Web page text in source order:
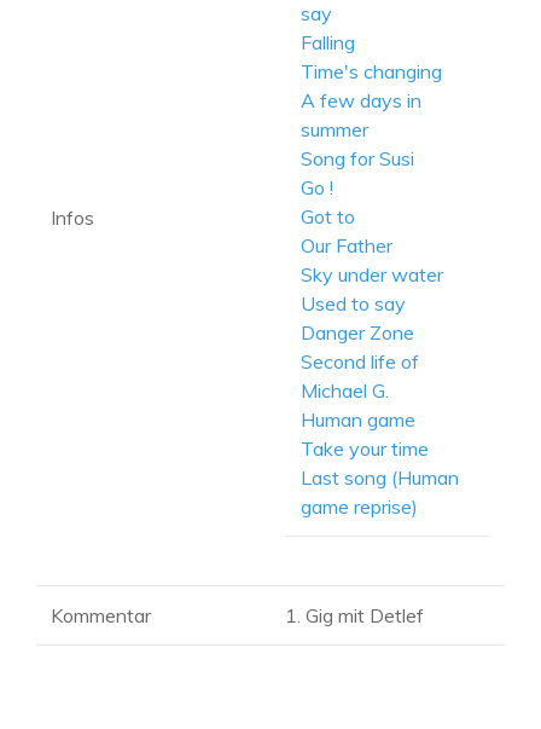
Infos
say
Falling
Time's changing
A few days in
summer
Song for Susi
Go !
Got to
Our Father
Sky under water
Used to say
Danger Zone
Second life of
Michael G.
Human game
Take your time
Last song (Human
game reprise)
Kommentar 1. Gig mit Detlef